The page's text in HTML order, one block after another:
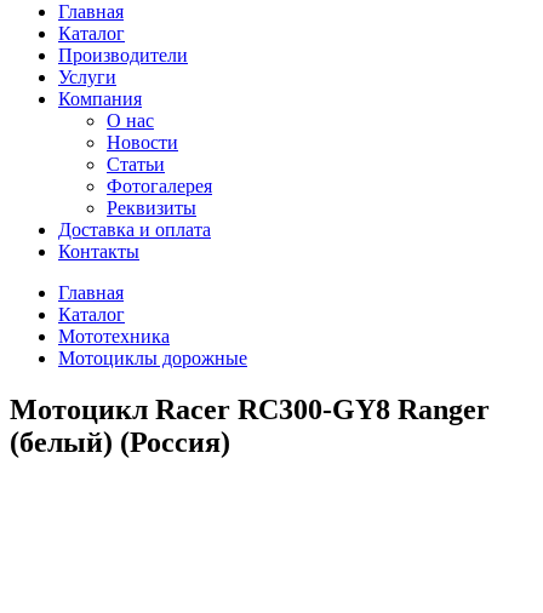
Главная
Каталог
Производители
Услуги
Компания
О нас
Новости
Статьи
Фотогалерея
Реквизиты
Доставка и оплата
Контакты
Главная
Каталог
Мототехника
Мотоциклы дорожные
Мотоцикл Racer RC300-GY8 Ranger
(белый) (Россия)